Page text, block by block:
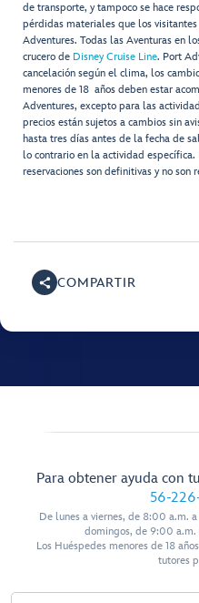
de transporte, y tampoco se hace
pérdidas materiales que los
Adventures. Todas las Aventuras en
crucero de Disney Cruise Line. Port
cancelación según el clima, los
menores de 18 años deben estar
Adventures, excepto para las
precios están sujetos a cambios sin
hasta tres días antes de la fecha de
lo contrario en la actividad
reservaciones son definitivas y no son
COMPARTIR
Para obtener ayuda con
56-
De lunes a viernes, de 8:00 a.m.
domingos, de 9:00
Los Huéspedes menores de 18
tutores